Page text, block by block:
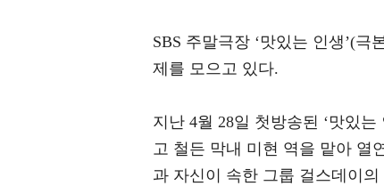
SBS 주말극장 ‘맛있는 인생’(
제를 모으고 있다.
지난 4월 28일 첫방송된 ‘맛있
고 철든 막내 미현 역을 맡아 열
과 자신이 속한 그룹 걸스데이